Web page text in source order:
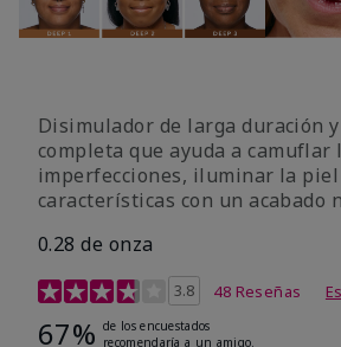
Disimulador de larga duración
completa que ayuda a camuflar
imperfecciones, iluminar la
características con un acabado
0.28 de onza
Calificación de clientes de 5 de 5
3.8 48 Reseñas
67% de los encuestados
recomendaría a un amigo.